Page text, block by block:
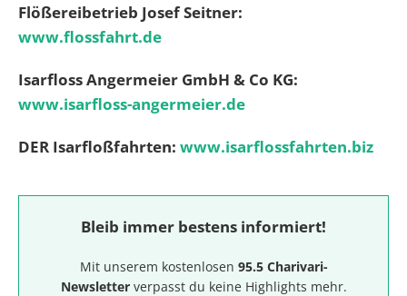
Flößereibetrieb Josef Seitner:
www.flossfahrt.de
Isarfloss Angermeier GmbH & Co KG:
www.isarfloss-angermeier.de
DER Isarfloßfahrten: www.isarflossfahrten.biz
Bleib immer bestens informiert!
Mit unserem kostenlosen 95.5 Charivari-
Newsletterverpasst du keine Highlights mehr.